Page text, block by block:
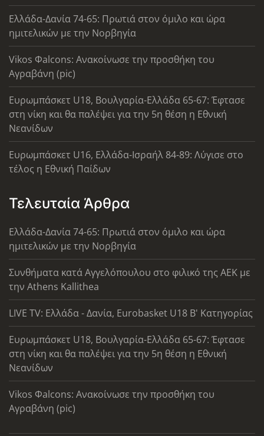
Ελλάδα-Δανία 74-65: Πρωτιά στον όμιλο και ώρα
ημιτελικών με την Νορβηγία
Vikos Φalcons: Ανακοίνωσε την προσθήκη του
Αγραβάνη (pic)
Ευρωμπάσκετ U18, Βουλγαρία-Ελλάδα 65-67: Έφτασε
στη νίκη και θα παλέψει για την 5η θέση η Εθνική
Νεανίδων
Ευρωμπάσκετ U16, Ελλάδα-Ισραήλ 84-89: Λύγισε στο
τέλος η Εθνική Παίδων
Τελευταία Άρθρα
Ελλάδα-Δανία 74-65: Πρωτιά στον όμιλο και ώρα
ημιτελικών με την Νορβηγία
Συνθήματα κατά Αγγελόπουλου στο φιλικό της ΑΕΚ με
την Athens Kallithea
LIVE TV: Ελλάδα - Δανία, Eurobasket U18 Β' Κατηγορίας
Ευρωμπάσκετ U18, Βουλγαρία-Ελλάδα 65-67: Έφτασε
στη νίκη και θα παλέψει για την 5η θέση η Εθνική
Νεανίδων
Vikos Φalcons: Ανακοίνωσε την προσθήκη του
Αγραβάνη (pic)